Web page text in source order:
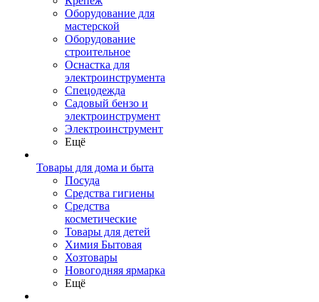
Оборудование для
мастерской
Оборудование
строительное
Оснастка для
электроинструмента
Спецодежда
Садовый бензо и
электроинструмент
Электроинструмент
Ещё
Товары для дома и быта
Посуда
Средства гигиены
Средства
косметические
Товары для детей
Химия Бытовая
Хозтовары
Новогодняя ярмарка
Ещё